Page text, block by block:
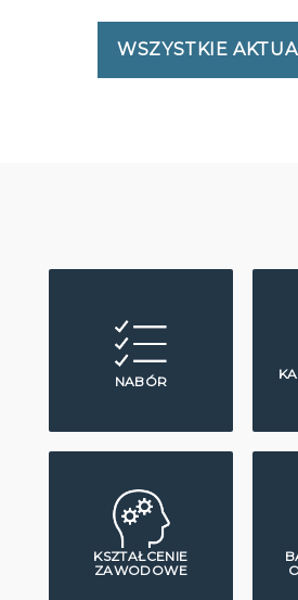
WSZYSTKIE
NABÓR
KSZTAŁCENIE
ZAWODOWE